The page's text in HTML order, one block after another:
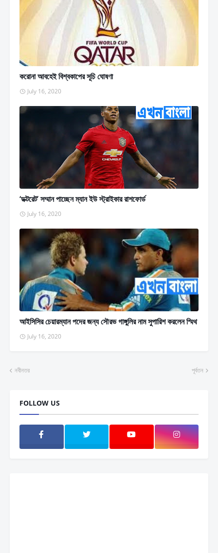
করোনা আবহেই বিশ্বকাপের সূচি ঘোষণা
July 16, 2020
‘ডক্টরেট’ সম্মান পাচ্ছেন ম্যান ইউ স্ট্রাইকার রাশফোর্ড
July 16, 2020
আইসিসির চেয়ারম্যান পদের জন্য সৌরভ গাঙ্গুলির নাম সুপারিশ করলেন স্মিথ
July 16, 2020
নবীনতর পূর্বতন
FOLLOW US